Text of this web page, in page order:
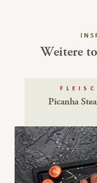
Weitere
Picanha